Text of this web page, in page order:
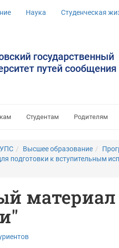
Наука Студенческая
государственный
путей сообщения
Студентам Родителям
Высшее образование
подготовки к вступительным